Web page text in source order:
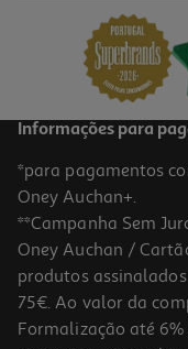
17,69 €
Informações para
*para pagamentos
Oney Auchan+.
**Campanha Sem
Oney Auchan /
produtos
75€. Ao valor da
Formalização até